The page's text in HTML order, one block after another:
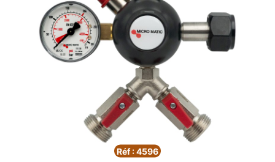
Réf : 4596